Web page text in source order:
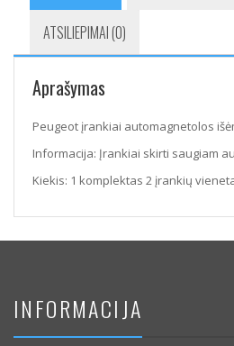
ATSILIEPIMAI (0)
Aprašymas
Peugeot įrankiai automagnetolos
Informacija: Įrankiai skirti saugiam
Kiekis: 1 komplektas 2 įrankių
INFORMACIJA